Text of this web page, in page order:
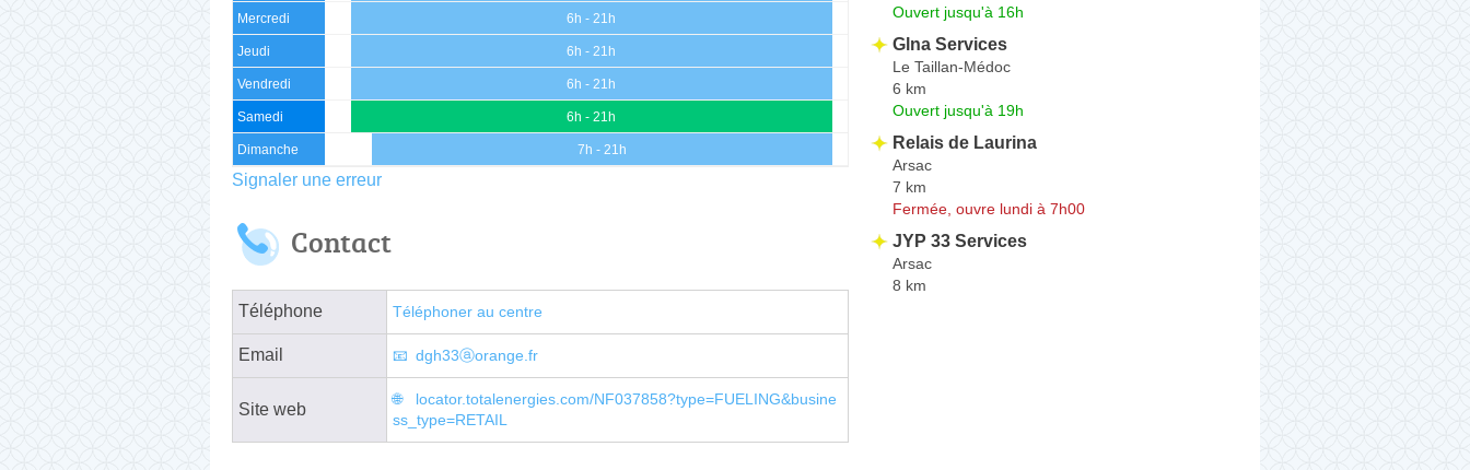
Mercredi 6h - 21h
Jeudi 6h - 21h
Vendredi 6h - 21h
Samedi 6h - 21h
Dimanche 7h - 21h
Signaler une erreur
Contact
Téléphone Téléphoner au centre
Email dgh33ⓐorange.fr
Site web
locator.totalenergies.com/NF037858?type=FUELING&busine
ss_type=RETAIL
Ouvert jusqu'à 16h
Glna Services
Le Taillan-Médoc
6 km
Ouvert jusqu'à 19h
Relais de Laurina
Arsac
7 km
Fermée, ouvre lundi à 7h00
JYP 33 Services
Arsac
8 km